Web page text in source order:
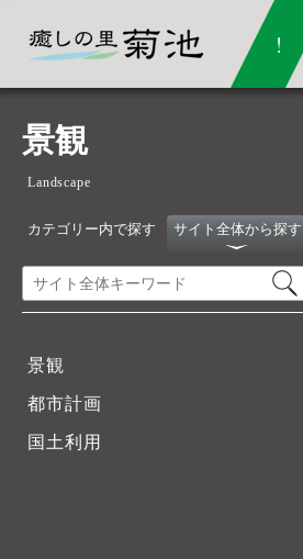
景観
Landscape
カテゴリー内で探す サイト全体から探す
景観
都市計画
国土利用